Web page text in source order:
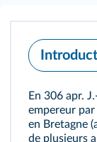
En 306 apr.
empereur
en Bretagne
de plusieurs